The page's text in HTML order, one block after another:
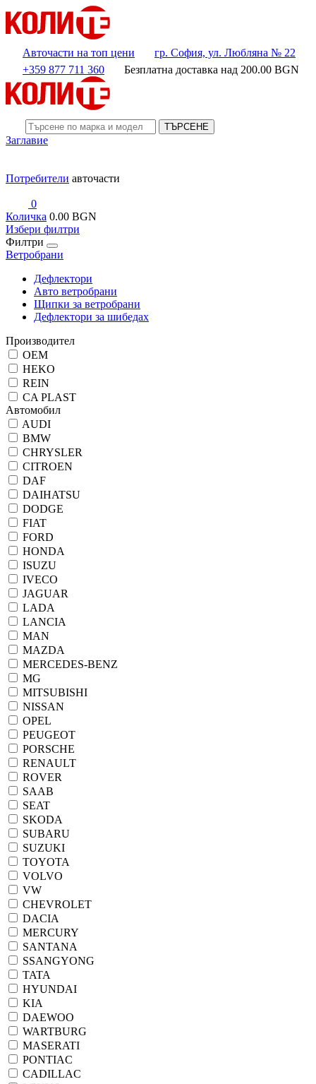
Авточасти на топ цени
гр. София, ул. Любляна № 22
+359 877 711 360
Безплатна доставка над 200.00 BGN
ТЪРСЕНЕ
Заглавие
Потребители авточасти
0
Количка 0.00 BGN
Избери филтри
Филтри
Ветробрани
Дефлектори
Авто ветробрани
Щипки за ветробрани
Дефлектори за шибедах
Производител
OEM
HEKO
REIN
CA PLAST
Автомобил
AUDI
BMW
CHRYSLER
CITROEN
DAF
DAIHATSU
DODGE
FIAT
FORD
HONDA
ISUZU
IVECO
JAGUAR
LADA
LANCIA
MAN
MAZDA
MERCEDES-BENZ
MG
MITSUBISHI
NISSAN
OPEL
PEUGEOT
PORSCHE
RENAULT
ROVER
SAAB
SEAT
SKODA
SUBARU
SUZUKI
TOYOTA
VOLVO
VW
CHEVROLET
DACIA
MERCURY
SANTANA
SSANGYONG
TATA
HYUNDAI
KIA
DAEWOO
WARTBURG
MASERATI
PONTIAC
CADILLAC